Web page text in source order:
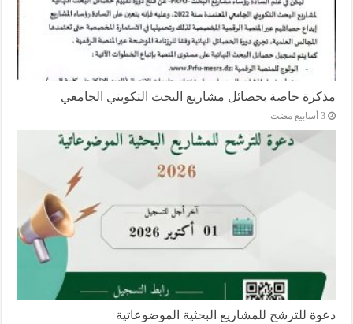
مذكرة خاصة بحصائل مشاريع البحث التكويني الجامعي
‏3 أسابيع مضت
دعوة للترشح للمشاريع البحثية الموضوعاتية